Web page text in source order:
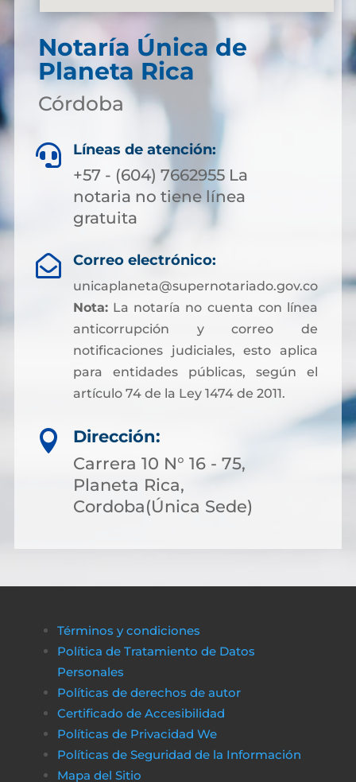
Notaría Única de
Planeta Rica
Córdoba
 Líneas de atención:
+57 - (604) 7662955 La
notaria no tiene línea
gratuita
 Correo electrónico:
unicaplaneta@supernotariado.gov.co
Nota:La notaría no cuenta con línea
anticorrupción y correo de
notificaciones judiciales, esto aplica
para entidades públicas, según el
artículo 74 de la Ley 1474 de 2011.

Dirección:
Carrera 10 N° 16 - 75,
Planeta Rica,
Cordoba(Única Sede)
Términos y condiciones
Política de Tratamiento de Datos
Personales
Políticas de derechos de autor
Certificado de Accesibilidad
Políticas de Privacidad We
Políticas de Seguridad de la Información
Mapa del Sitio